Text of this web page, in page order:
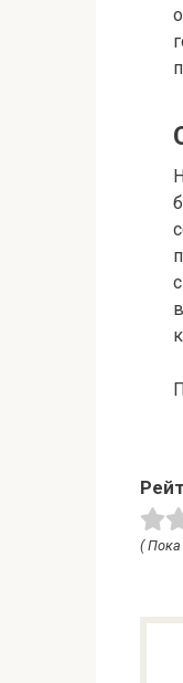
( Пока